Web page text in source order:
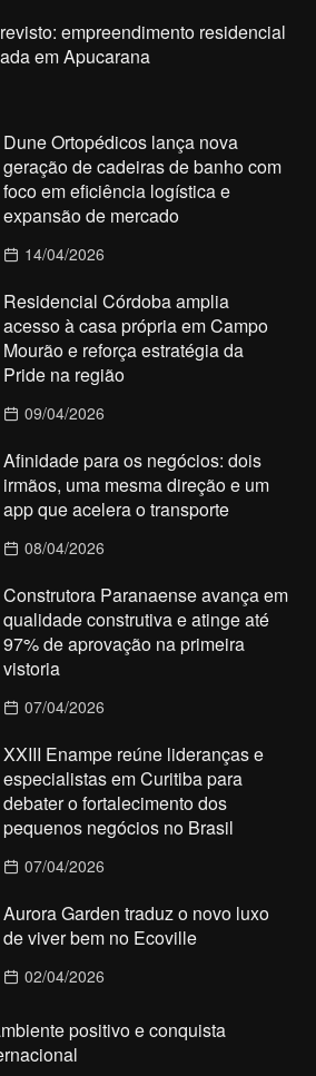
empreendimento residencial
em Apucarana
Dune Ortopédicos lança nova
geração de cadeiras de banho com
foco em eficiência logística e
expansão de mercado
14/04/2026
Residencial Córdoba amplia
acesso à casa própria em Campo
Mourão e reforça estratégia da
Pride na região
09/04/2026
Afinidade para os negócios: dois
irmãos, uma mesma direção e um
app que acelera o transporte
08/04/2026
Construtora Paranaense avança em
qualidade construtiva e atinge até
97% de aprovação na primeira
vistoria
07/04/2026
XXIII Enampe reúne lideranças e
especialistas em Curitiba para
debater o fortalecimento dos
pequenos negócios no Brasil
07/04/2026
Aurora Garden traduz o novo luxo
de viver bem no Ecoville
02/04/2026
positivo e conquista